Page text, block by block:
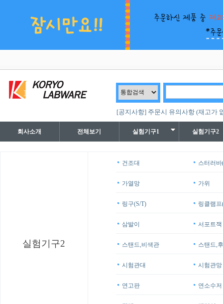
[공지사항] 주문시 유의사항 (재고가
회사소개 전체보기 실험기구1 실험기구2
실험기구2
건조대 스터러바
가열망 가위
링구(S/T) 링클램
삼발이 서포트잭
스탠드,비색관 스탠드,
시험관대 시험관망
연고판 연소수저